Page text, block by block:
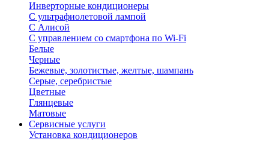
Инверторные кондиционеры
С ультрафиолетовой лампой
С Алисой
С управлением со смартфона по Wi-Fi
Белые
Черные
Бежевые, золотистые, желтые, шампань
Серые, серебристые
Цветные
Глянцевые
Матовые
Сервисные услуги
Установка кондиционеров